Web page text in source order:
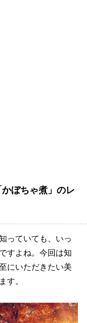
ぼちゃ煮」のレ
っていても、いっ
すよね。今回は知
にいただきたい美
す。